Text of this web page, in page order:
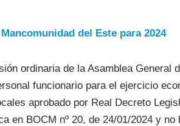
del Este para 2024
ordinaria de la Asamblea
funcionario para el ejercicio
aprobado por Real Decreto
en BOCM nº 20, de 24/01/2024 y